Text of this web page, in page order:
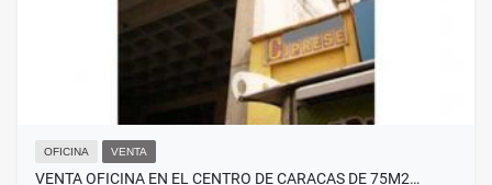
OFICINA VENTA
VENTA OFICINA EN EL CENTRO DE CARACAS DE 75M2…